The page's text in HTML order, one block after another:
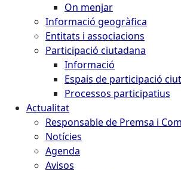
On menjar
Informació geogràfica
Entitats i associacions
Participació ciutadana
Informació
Espais de participació
Processos participatius
Actualitat
Responsable de Premsa i
Notícies
Agenda
Avisos